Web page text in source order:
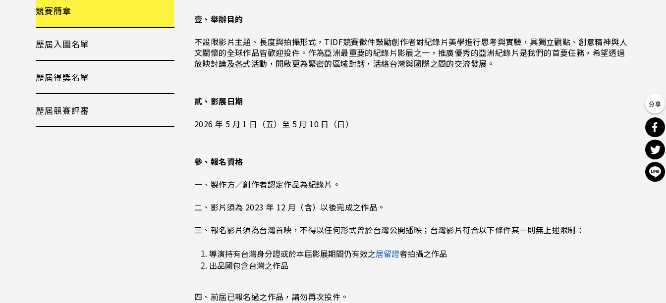
壹、舉辦目的
不設限影片主題、長度與拍攝形式，TIDF競賽徵件鼓勵創作者對紀錄片美學進行思考與實驗，具獨立觀點、創意精神與人
文關懷的全球作品皆歡迎投件。作為亞洲最重要的紀錄片影展之一，推廣優秀的亞洲紀錄片是我們的首要任務，希望透過
放映討論及各式活動，開啟更為緊密的區域對話，活絡台灣與國際之間的交流發展。
貳 、 影展日期
2026 年 5 月 1 日（五）至 5 月 10 日（日）
參、報名資格
一、製作方／創作者認定作品為紀錄片。
二、影片須為 2023 年 12 月（含）以後完成之作品。
三、報名影片須為台灣首映，不得以任何形式曾於台灣公開播映；台灣影片符合以下條件其一則無上述限制：
導演持有台灣身分證或於本屆影展期間仍有效之居留證者拍攝之作品
出品國包含台灣之作品
四、前屆已報名過之作品，請勿再次投件。
競賽簡章
歷屆入圍名單
歷屆得獎名單
歷屆競賽評審